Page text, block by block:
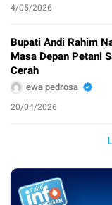
4/05/2026
Bupati Andi Rahim
Masa Depan Petani
Cerah
ewa pedrosa
20/04/2026